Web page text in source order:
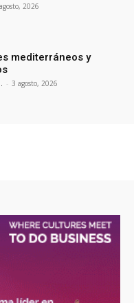
2026
mediterráneos y
- 3 agosto, 2026